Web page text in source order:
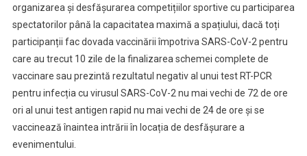
organizarea și desfășurarea competițiilor sportive cu participarea
spectatorilor până la capacitatea maximă a spațiului, dacă toți
participanții fac dovada vaccinării împotriva SARS-CoV-2 pentru
care au trecut 10 zile de la finalizarea schemei complete de
vaccinare sau prezintă rezultatul negativ al unui test RT-PCR
pentru infecția cu virusul SARS-CoV-2 nu mai vechi de 72 de ore
ori al unui test antigen rapid nu mai vechi de 24 de ore și se
vaccinează înaintea intrării în locația de desfășurare a
evenimentului.